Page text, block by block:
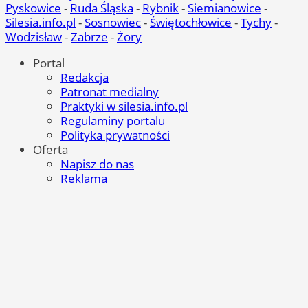
Pyskowice - Ruda Śląska - Rybnik-Siemianowice -
Silesia.info.pl -Sosnowiec-Świętochłowice -Tychy-
Wodzisław-Zabrze -Żory
Portal
Redakcja
Patronat medialny
Praktyki w silesia.info.pl
Regulaminy portalu
Polityka prywatności
Oferta
Napisz do nas
Reklama